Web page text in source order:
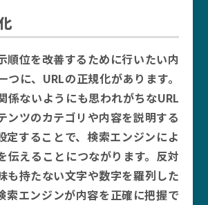
順位を改善するために行いたい内
つに、URLの正規化があります。
係ないようにも思われがちなURL
ンツのカテゴリや内容を説明する
定することで、検索エンジンによ
伝えることにつながります。反対
も持たない文字や数字を羅列した
索エンジンが内容を正確に把握で